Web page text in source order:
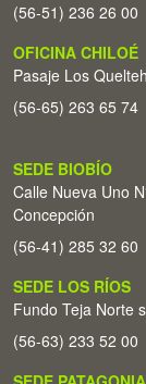
(56-51) 236 26 00
OFICINA CHILOÉ
Pasaje Los
(56-65) 263 65 74
SEDE BIOBÍO
Calle Nueva Uno
Concepción
(56-41) 285 32 60
SEDE LOS RÍOS
Fundo Teja Norte
(56-63) 233 52 00